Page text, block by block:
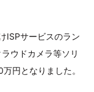
ISPサービスのラン
ウドカメラ等ソリ
円となりました。